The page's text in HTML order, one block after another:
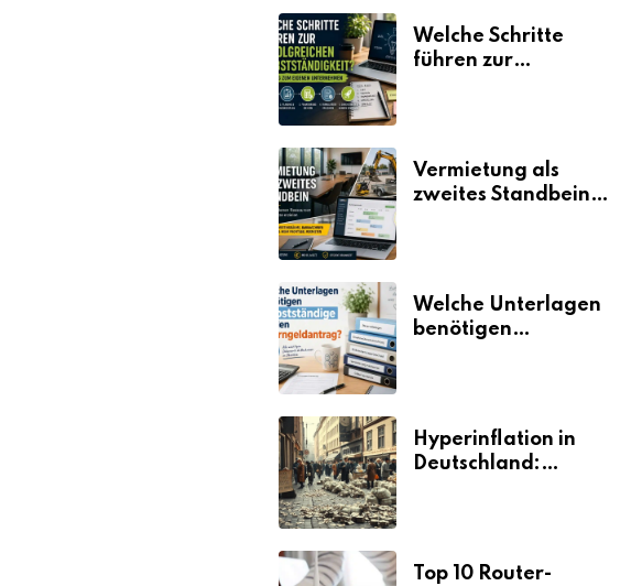
Welche Schritte
führen zur
Vermietung als
zweites Standbein:
Umsätze machen
Welche Unterlagen
benötigen
Hyperinflation in
Deutschland:
Top 10 Router-